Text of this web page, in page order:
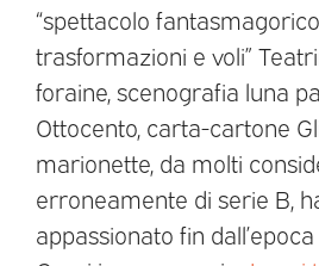
“spettacolo
trasformazioni e voli”
foraine, scenografia luna
Ottocento, carta-cartone
marionette, da molti
erroneamente di serie B,
appassionato fin